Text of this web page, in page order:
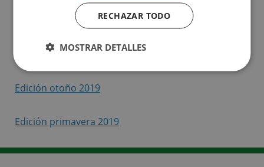
Edición otoño 2021
Edición primavera 2021
Edición otoño 2019
Edición primavera 2019
RECHAZAR TODO
MOSTRAR DETALLES